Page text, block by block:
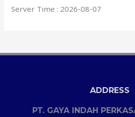
Server Time : 2026-08-07
ADDRESS
PT. GAYA INDAH